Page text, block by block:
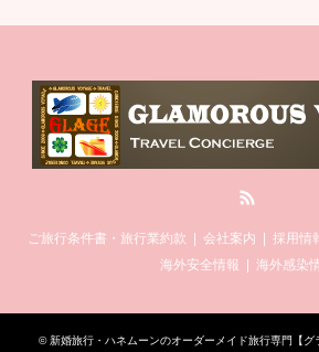
ご旅行条件書・旅行業約款 会社案内 採用情
海外安全情報
海外感染
©新婚旅行・ハネムーンのオーダーメイド旅行専門【グ